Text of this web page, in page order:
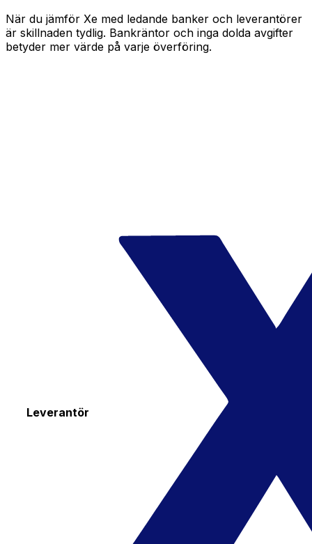
När du jämför Xe med ledande banker och leverantörer
är skillnaden tydlig. Bankräntor och inga dolda avgifter
betyder mer värde på varje överföring.
Leverantör